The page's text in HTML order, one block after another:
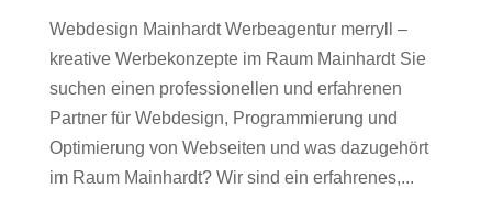
Webdesign Mainhardt Werbeagentur merryll –
kreative Werbekonzepte im Raum Mainhardt Sie
suchen einen professionellen und erfahrenen
Partner für Webdesign, Programmierung und
Optimierung von Webseiten und was dazugehört
im Raum Mainhardt? Wir sind ein erfahrenes,...